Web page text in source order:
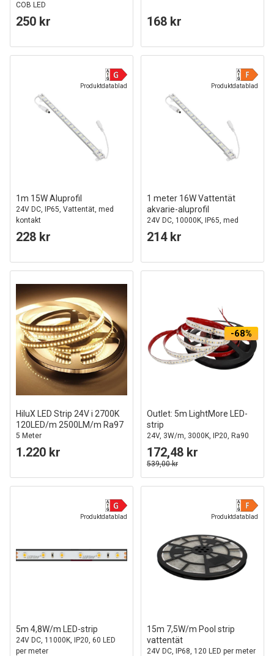
COB LED
250 kr 168 kr
Produktdatablad
1m 15W Aluprofil
24V DC, IP65, Vattentät, med
kontakt
228 kr
Produktdatablad
1 meter 16W Vattentät
akvarie-aluprofil
24V DC, 10000K, IP65, med
kontakt
214 kr
HiluX LED Strip 24V i 2700K
120LED/m 2500LM/m Ra97
5 Meter
1.220 kr
-68%
Outlet: 5m LightMore LED-
strip
24V, 3W/m, 3000K, IP20, Ra90
172,48 kr
539,00 kr
Produktdatablad
5m 4,8W/m LED-strip
24V DC, 11000K, IP20, 60 LED
per meter
Produktdatablad
15m 7,5W/m Pool strip
vattentät
24V DC, IP68, 120 LED per meter